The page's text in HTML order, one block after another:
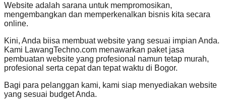
Website adalah sarana untuk mempromosikan,
mengembangkan dan memperkenalkan bisnis kita secara
online.
Kini, Anda biisa membuat website yang sesuai impian Anda.
Kami LawangTechno.com menawarkan paket jasa
pembuatan website yang profesional namun tetap murah,
profesional serta cepat dan tepat waktu di Bogor.
Bagi para pelanggan kami, kami siap menyediakan website
yang sesuai budget Anda.